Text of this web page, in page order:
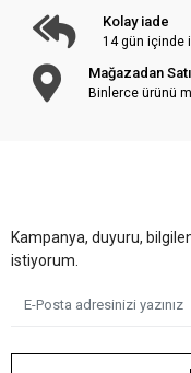
Kolay iade
14 gün içinde
Mağazadan
Binlerce ürünü
Kampanya, duyuru,
istiyorum.